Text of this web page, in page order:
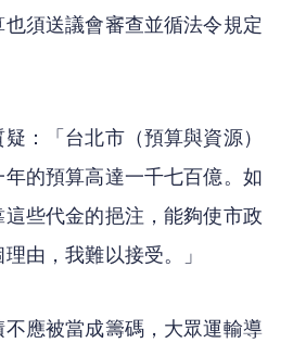
須送議會審查並循法令規定
：「台北市（預算與資源）
的預算高達一千七百億。如
些代金的挹注，能夠使市政
由，我難以接受。」
應被當成籌碼，大眾運輸導